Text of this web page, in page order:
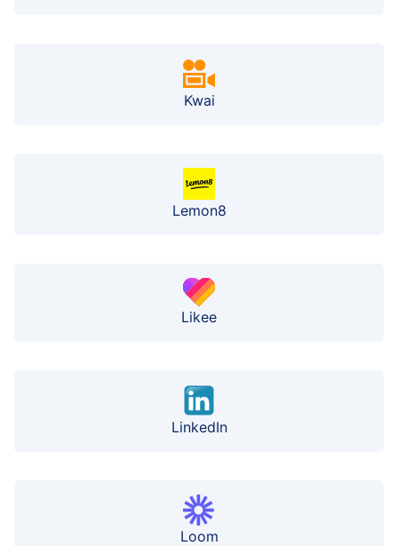
Kwai
Lemon8
Likee
LinkedIn
Loom